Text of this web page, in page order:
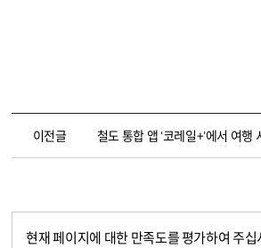
이전글
현재 페이지에 대한 만족도를 평가하여 주십